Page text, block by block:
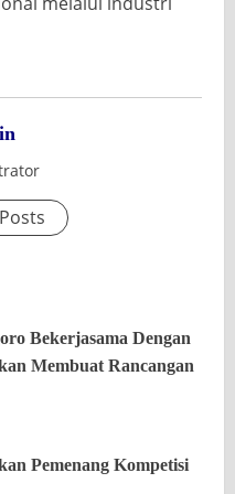
Bekerjasama Dengan
Membuat Rancangan
Pemenang Kompetisi